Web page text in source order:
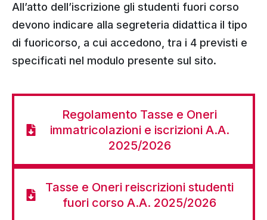
All’atto dell’iscrizione gli studenti fuori corso
devono indicare alla segreteria didattica il tipo
di fuoricorso, a cui accedono, tra i 4 previsti e
specificati nel modulo presente sul sito.
Regolamento Tasse e Oneri
immatricolazioni e iscrizioni A.A.
2025/2026
Tasse e Oneri reiscrizioni studenti
fuori corso A.A. 2025/2026